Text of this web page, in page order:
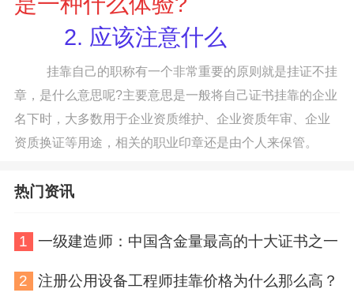
2. 应该注意什么
挂靠自己的职称有一个非常重要的原则就是挂证不挂
章，是什么意思呢?主要意思是一般将自己证书挂靠的企业
名下时，大多数用于企业资质维护、企业资质年审、企业
资质换证等用途，相关的职业印章还是由个人来保管。
热门资讯
1 一级建造师：中国含金量最高的十大证书之一
2 注册公用设备工程师挂靠价格为什么那么高？